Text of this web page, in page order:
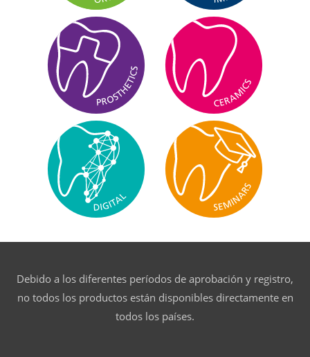
Debido a los diferentes períodos de aprobación y registro,
no todos los productos están disponibles directamente en
todos los países.